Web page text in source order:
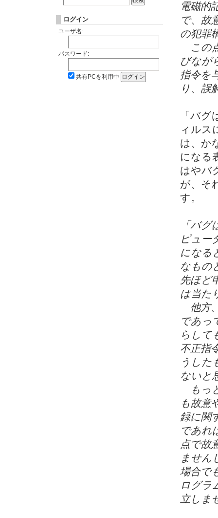
電磁的
で、故
の犯罪
この
びなが
指令を
り、誤
「バ
ィルス
は、か
になる
はやバ
が、そ
す。
「バ
ピュー
になる
なもの
先ほど
は当た
他方
であっ
らして
不正指
うした
ないと
もっ
も故意
録に関
であれ
点で故
ません
場合で
ログラ
立しま
ログイン
ユーザ名:
パスワード:
共有PCを利用中